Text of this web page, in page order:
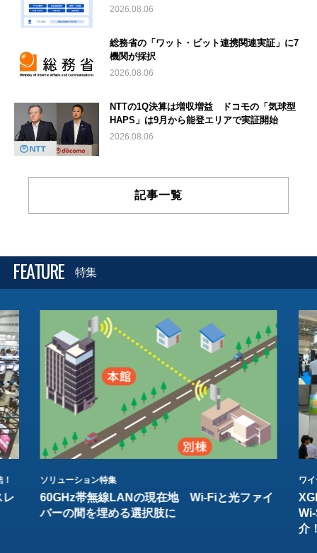
2026.08.06
総務省の「ワット・ビット連携関連実証」に7
機関が採択
2026.08.06
NTTの1Q決算は増収増益 ドコモの「気球型
HAPS」は9月から能登エリアで実証開始
2026.08.06
記事一覧
FEATURE 特集
レ
ソリューション特集
60GHz帯無線LANの現在地 Wi-Fiと光ファイ
バーの間を埋める選択肢に
ワ
介